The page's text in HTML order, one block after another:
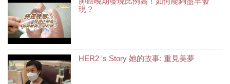
現？
HER2 's Story 她的故事: 重見美夢